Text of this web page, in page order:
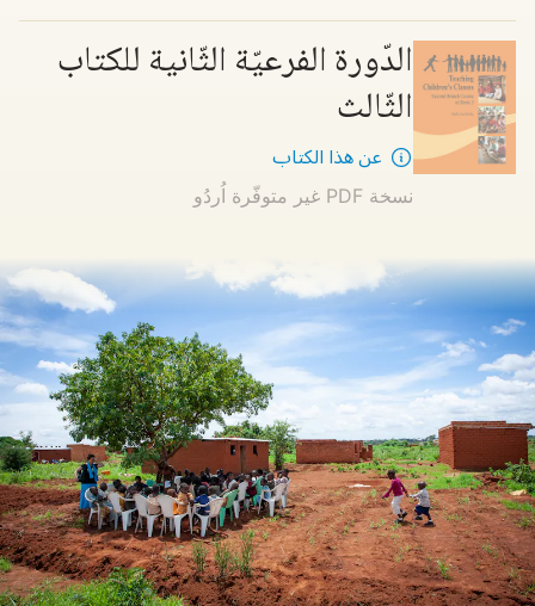
الدّورة الفرعيّة الثّانية للكتاب
الثّالث
عن هذا الكتاب
نسخة PDF غير متوفّرة اُردُو